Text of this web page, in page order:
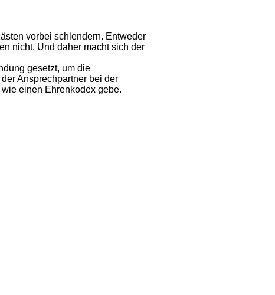
vorbei schlendern. Entweder
nicht. Und daher macht sich der
gesetzt, um die
Ansprechpartner bei der
einen Ehrenkodex gebe.